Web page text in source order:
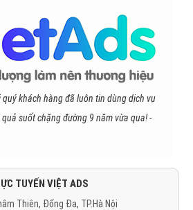
khách hàng đã luôn tin dùng dịch vụ
suốt chặng đường 9 năm vừa qua! -
TUYẾN VIỆT ADS
Thiên, Đống Đa, TP.Hà Nội